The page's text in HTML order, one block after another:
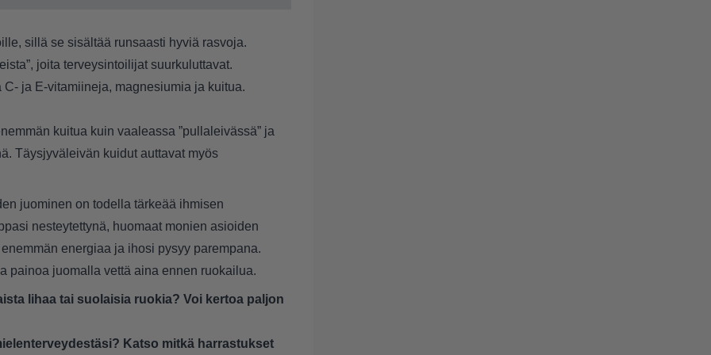
sillä se sisältää runsaasti hyviä rasvoja.
joita terveysintoilijat suurkuluttavat.
ja E-vitamiineja, magnesiumia ja kuitua.
kuitua kuin vaaleassa ”pullaleivässä” ja
Täysjyväleivän kuidut auttavat myös
juominen on todella tärkeää ihmisen
nesteytettynä, huomaat monien asioiden
energiaa ja ihosi pysyy parempana.
painoa juomalla vettä aina ennen ruokailua.
lihaa tai suolaisia ruokia? Voi kertoa paljon
Katso mitkä harrastukset